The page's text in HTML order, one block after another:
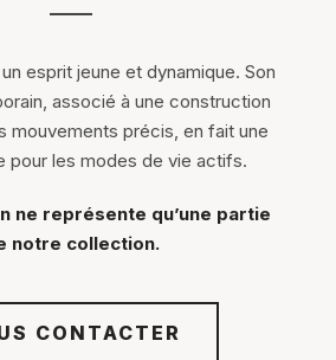
esprit jeune et dynamique. Son
associé à une construction
mouvements précis, en fait une
pour les modes de vie actifs.
ne représente qu’une partie
notre collection.
CONTACTER